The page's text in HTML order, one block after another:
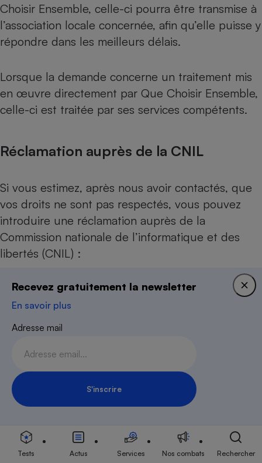
Choisir Ensemble, celle-ci pourra être transmise à
l’association locale concernée, afin qu’elle puisse y
répondre dans les meilleurs délais.
Lorsque la demande concerne un traitement mis
en œuvre directement par Que Choisir Ensemble,
celle-ci est traitée par ses services compétents.
Réclamation auprès de la CNIL
Si vous estimez, après nous avoir contactés, que
vos droits ne sont pas respectés, vous pouvez
introduire une réclamation auprès de la
Commission nationale de l’informatique et des
libertés (CNIL) :
en ligne : https://www.cnil.fr
CNIL – Service des plaintes
3 place de Fontenoy
75334 Paris Cedex 07
ligne
Inscription Newsletter
Recevez gratuitement la newsletter
En savoir plus
Adresse mail
S'inscrire
Tests Actus Services Nos combats Rechercher